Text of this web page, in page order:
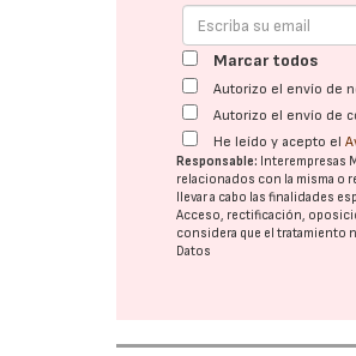
Marcar todos
Autorizo el envío de
Autorizo el envío de
He leído y acepto el
Responsable: Interempresas
relacionados con la misma o
llevar a cabo las finalidades
Acceso, rectificación,
considera que el tratamiento
Datos